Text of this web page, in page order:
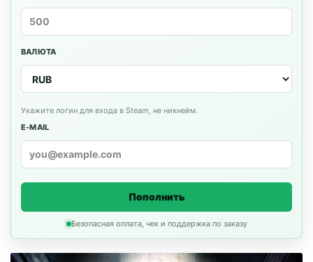
ВАЛЮТА
Укажите логин для входа в Steam, не никнейм.
E-MAIL
Пополнить
Безопасная оплата, чек и поддержка по заказу